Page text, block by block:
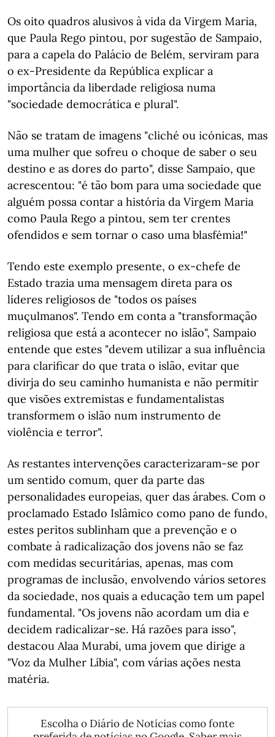
Os oito quadros alusivos à vida da Virgem Maria,
que Paula Rego pintou, por sugestão de Sampaio,
para a capela do Palácio de Belém, serviram para
o ex-Presidente da República explicar a
importância da liberdade religiosa numa
"sociedade democrática e plural".
Não se tratam de imagens "cliché ou icónicas, mas
uma mulher que sofreu o choque de saber o seu
destino e as dores do parto", disse Sampaio, que
acrescentou: "é tão bom para uma sociedade que
alguém possa contar a história da Virgem Maria
como Paula Rego a pintou, sem ter crentes
ofendidos e sem tornar o caso uma blasfémia!"
Tendo este exemplo presente, o ex-chefe de
Estado trazia uma mensagem direta para os
líderes religiosos de "todos os países
muçulmanos". Tendo em conta a "transformação
religiosa que está a acontecer no islão", Sampaio
entende que estes "devem utilizar a sua influência
para clarificar do que trata o islão, evitar que
divirja do seu caminho humanista e não permitir
que visões extremistas e fundamentalistas
transformem o islão num instrumento de
violência e terror".
As restantes intervenções caracterizaram-se por
um sentido comum, quer da parte das
personalidades europeias, quer das árabes. Com o
proclamado Estado Islâmico como pano de fundo,
estes peritos sublinham que a prevenção e o
combate à radicalização dos jovens não se faz
com medidas securitárias, apenas, mas com
programas de inclusão, envolvendo vários setores
da sociedade, nos quais a educação tem um papel
fundamental. "Os jovens não acordam um dia e
decidem radicalizar-se. Há razões para isso",
destacou Alaa Murabi, uma jovem que dirige a
"Voz da Mulher Líbia", com várias ações nesta
matéria.
Escolha o Diário de Notícias como fonte